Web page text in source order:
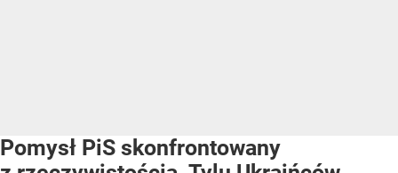
Pomysł PiS skonfrontowany